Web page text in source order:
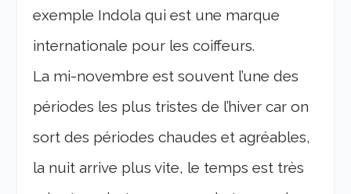
exemple Indola qui est une marque
internationale pour les coiffeurs.
La mi-novembre est souvent l’une des
périodes les plus tristes de l’hiver car on
sort des périodes chaudes et agréables,
la nuit arrive plus vite, le temps est très